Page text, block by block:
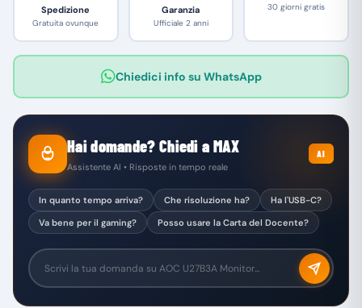
Spedizione
Gratuita ovunque
Garanzia
Ufficiale 2 anni
30 giorni gratis
Chiedici info su WhatsApp
Hai domande? Chiedi a MAX
Assistente AI • Risposte in tempo reale
AI
In quanto tempo arriva? Che risoluzione ha?
Ha l'USB-C?
Va bene per il gaming?
Posso usare la Carta del Docente?